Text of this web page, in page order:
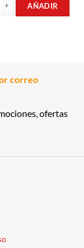
AÑADIR
correo
ofertas